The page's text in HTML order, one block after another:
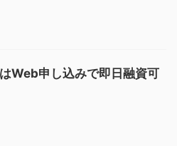
Web申し込みで即日融資可